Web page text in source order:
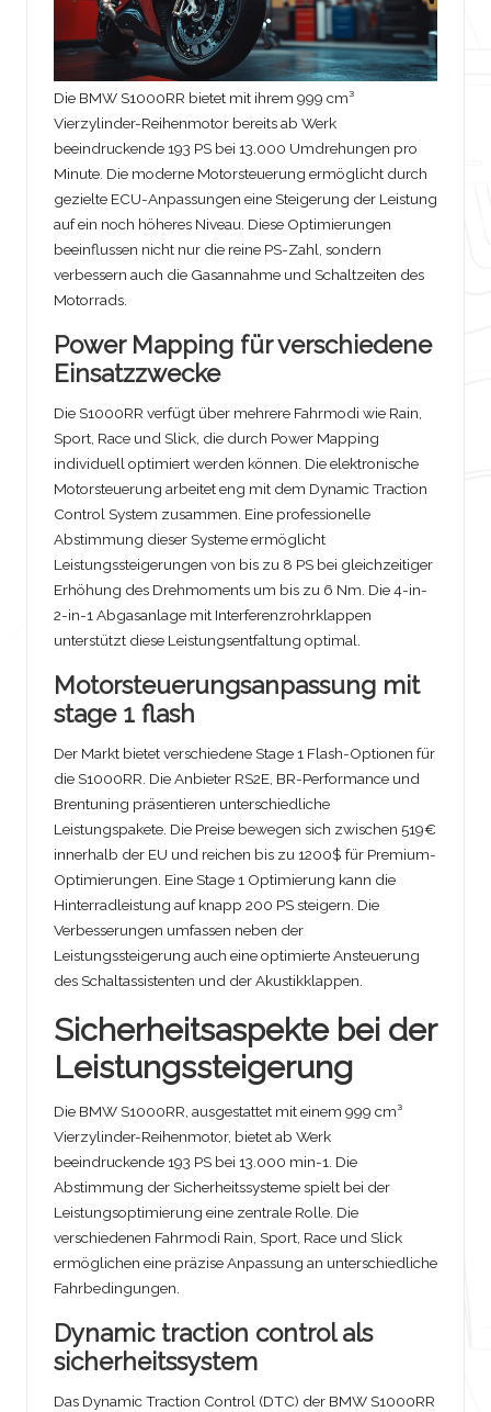
Die BMW S1000RR bietet mit ihrem 999 cm³
Vierzylinder-Reihenmotor bereits ab Werk
beeindruckende 193 PS bei 13.000 Umdrehungen pro
Minute. Die moderne Motorsteuerung ermöglicht durch
gezielte ECU-Anpassungen eine Steigerung der Leistung
auf ein noch höheres Niveau. Diese Optimierungen
beeinflussen nicht nur die reine PS-Zahl, sondern
verbessern auch die Gasannahme und Schaltzeiten des
Motorrads.
Power Mapping für verschiedene
Einsatzzwecke
Die S1000RR verfügt über mehrere Fahrmodi wie Rain,
Sport, Race und Slick, die durch Power Mapping
individuell optimiert werden können. Die elektronische
Motorsteuerung arbeitet eng mit dem Dynamic Traction
Control System zusammen. Eine professionelle
Abstimmung dieser Systeme ermöglicht
Leistungssteigerungen von bis zu 8 PS bei gleichzeitiger
Erhöhung des Drehmoments um bis zu 6 Nm. Die 4-in-
2-in-1 Abgasanlage mit Interferenzrohrklappen
unterstützt diese Leistungsentfaltung optimal.
Motorsteuerungsanpassung mit
stage 1 flash
Der Markt bietet verschiedene Stage 1 Flash-Optionen für
die S1000RR. Die Anbieter RS2E, BR-Performance und
Brentuning präsentieren unterschiedliche
Leistungspakete. Die Preise bewegen sich zwischen 519€
innerhalb der EU und reichen bis zu 1200$ für Premium-
Optimierungen. Eine Stage 1 Optimierung kann die
Hinterradleistung auf knapp 200 PS steigern. Die
Verbesserungen umfassen neben der
Leistungssteigerung auch eine optimierte Ansteuerung
des Schaltassistenten und der Akustikklappen.
Sicherheitsaspekte bei der
Leistungssteigerung
Die BMW S1000RR, ausgestattet mit einem 999 cm³
Vierzylinder-Reihenmotor, bietet ab Werk
beeindruckende 193 PS bei 13.000 min-1. Die
Abstimmung der Sicherheitssysteme spielt bei der
Leistungsoptimierung eine zentrale Rolle. Die
verschiedenen Fahrmodi Rain, Sport, Race und Slick
ermöglichen eine präzise Anpassung an unterschiedliche
Fahrbedingungen.
Dynamic traction control als
sicherheitssystem
Das Dynamic Traction Control (DTC) der BMW S1000RR